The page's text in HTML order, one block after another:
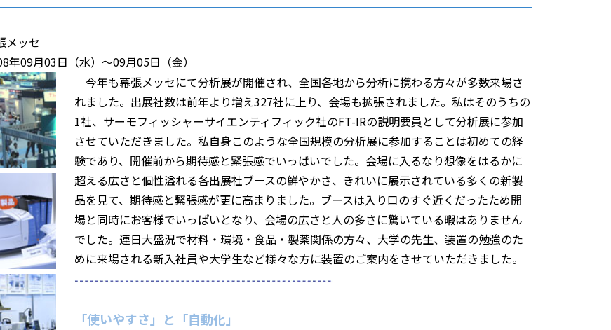
メッセ
年09月03日（水）～09月05日（金）
今年も幕張メッセにて分析展が開催され、全国各地から分析に携わる方々が多数来場さ
れました。出展社数は前年より増え327社に上り、会場も拡張されました。私はそのうちの
1社、サーモフィッシャーサイエンティフィック社のFT-IRの説明要員として分析展に参加
させていただきました。私自身このような全国規模の分析展に参加することは初めての経
験であり、開催前から期待感と緊張感でいっぱいでした。会場に入るなり想像をはるかに
超える広さと個性溢れる各出展社ブースの鮮やかさ、きれいに展示されている多くの新製
品を見て、期待感と緊張感が更に高まりました。ブースは入り口のすぐ近くだったため開
場と同時にお客様でいっぱいとなり、会場の広さと人の多さに驚いている暇はありません
でした。連日大盛況で材料・環境・食品・製薬関係の方々、大学の先生、装置の勉強のた
めに来場される新入社員や大学生など様々な方に装置のご案内をさせていただきました。
「使いやすさ」と「自動化」